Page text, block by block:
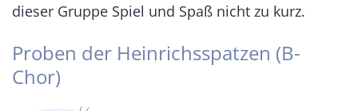
dieser Gruppe Spiel und Spaß nicht zu kurz.
Proben der Heinrichsspatzen (B-
Chor)